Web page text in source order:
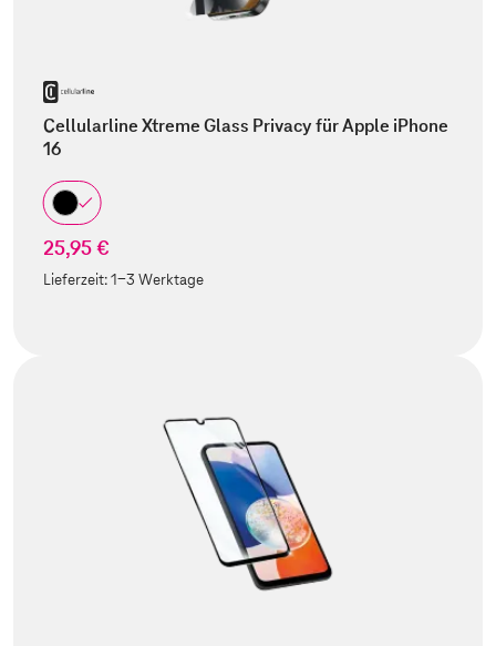
Cellularline Xtreme Glass Privacy für Apple iPhone
16
25,95 €
Lieferzeit:1-3 Werktage